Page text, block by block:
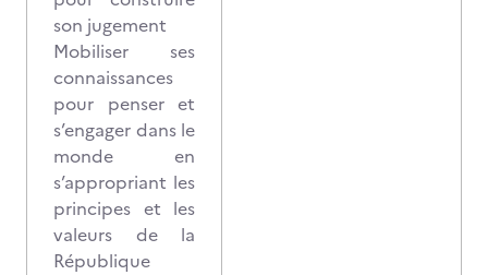
son jugement
Mobiliser ses
connaissances
pour penser et
s’engager dans le
monde en
s’appropriant les
principes et les
valeurs de la
République